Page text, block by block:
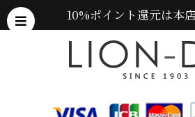
10%ポイント還元は本